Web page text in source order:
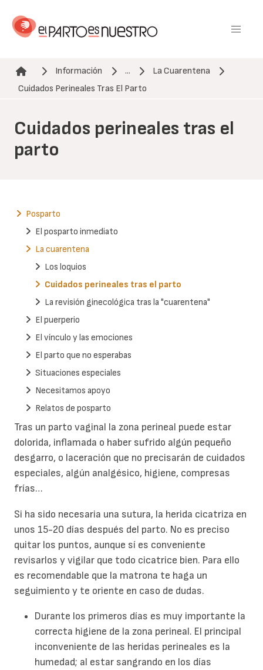
contenido
Ruta de navegación
Información ...
La Cuarentena
Cuidados Perineales Tras El Parto
Cuidados perineales tras el
parto
Tras un parto vaginal la zona perineal puede estar
dolorida, inflamada o haber sufrido algún pequeño
desgarro, o laceración que no precisarán de cuidados
especiales, algún analgésico, higiene, compresas
frías…
Si ha sido necesaria una sutura, la herida cicatriza en
unos 15-20 días después del parto. No es preciso
quitar los puntos, aunque sí es conveniente
revisarlos y vigilar que todo cicatrice bien. Para ello
es recomendable que la matrona te haga un
seguimiento y te oriente en caso de dudas.
Durante los primeros días es muy importante la
correcta higiene de la zona perineal. El principal
inconveniente de las heridas perineales es la
humedad; al estar sangrando en los días
Posparto
El posparto inmediato
La cuarentena
Los loquios
Cuidados perineales tras el parto
La revisión ginecológica tras la "cuarentena"
El puerperio
El vínculo y las emociones
El parto que no esperabas
Situaciones especiales
Necesitamos apoyo
Relatos de posparto